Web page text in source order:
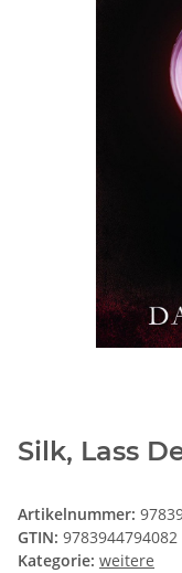
Silk, Lass
Artikelnummer:
GTIN: 9783944794082
Kategorie: weitere